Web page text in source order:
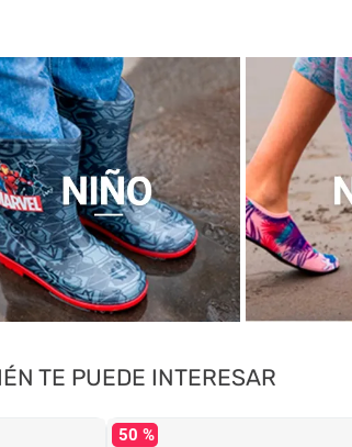
TE PUEDE INTERESAR
50 %